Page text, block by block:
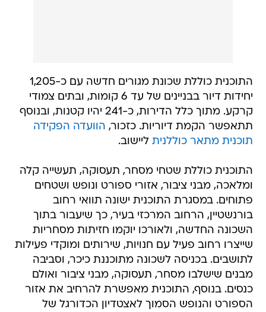
התוכנית כוללת שכונת מגורים חדשה עם כ-1,205
יחידות דיור בבניינים של עד 6 קומות, ובתים צמודי
קרקע. מתוך כלל הדירות, כ-241 יהיו קטנות, ובנוסף
תתאפשר הקמת דיוריות. כזכור, הוועדה הפקידה
תוכנית מתאר כוללנית ליישוב.
התוכנית כוללת שטחי מסחר, תעסוקה, תעשייה קלה
ומלאכה, מבני ציבור, אזורי ספורט ונופש ושטחים
פתוחים. במסגרת התוכנית ישונה תוואי רחוב
בורנשטיין, הרחוב המרכזי בעיר, כך שיעבור בתוך
השכונה החדשה, ולאורכו יוקמו חזיתות מסחריות
שייצרו רחוב פעיל עם חנויות, שירותים ומוקדי פעילות
לתושבים. בכניסה לשכונה מתוכננת כיכר, וסביבה
מבנים שישלבו מסחר, תעסוקה, מבני ציבור ואולם
כנסים. בנוסף, התוכנית מאפשרת להרחיב את אזור
הספורט והנופש הסמוך לאצטדיון הכדורגל של